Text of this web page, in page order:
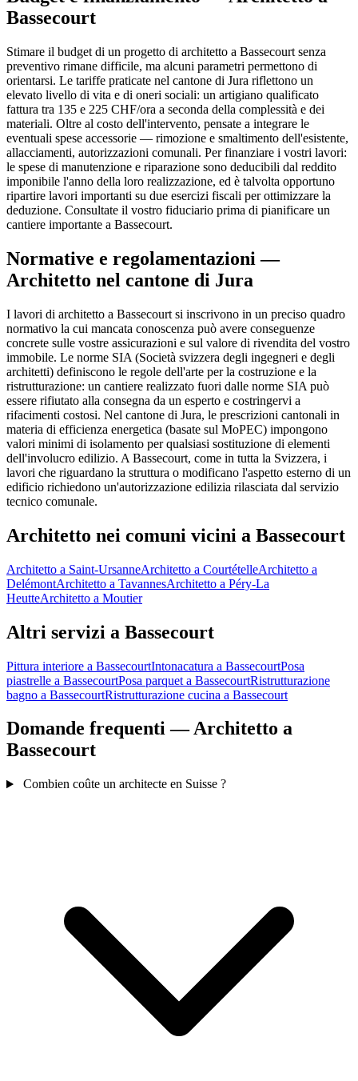
Bassecourt
Stimare il budget di un progetto di architetto a Bassecourt senza
preventivo rimane difficile, ma alcuni parametri permettono di
orientarsi. Le tariffe praticate nel cantone di Jura riflettono un
elevato livello di vita e di oneri sociali: un artigiano qualificato
fattura tra 135 e 225 CHF/ora a seconda della complessità e dei
materiali. Oltre al costo dell'intervento, pensate a integrare le
eventuali spese accessorie — rimozione e smaltimento dell'esistente,
allacciamenti, autorizzazioni comunali. Per finanziare i vostri lavori:
le spese di manutenzione e riparazione sono deducibili dal reddito
imponibile l'anno della loro realizzazione, ed è talvolta opportuno
ripartire lavori importanti su due esercizi fiscali per ottimizzare la
deduzione. Consultate il vostro fiduciario prima di pianificare un
cantiere importante a Bassecourt.
Normative e regolamentazioni —
Architetto nel cantone di Jura
I lavori di architetto a Bassecourt si inscrivono in un preciso quadro
normativo la cui mancata conoscenza può avere conseguenze
concrete sulle vostre assicurazioni e sul valore di rivendita del vostro
immobile. Le norme SIA (Società svizzera degli ingegneri e degli
architetti) definiscono le regole dell'arte per la costruzione e la
ristrutturazione: un cantiere realizzato fuori dalle norme SIA può
essere rifiutato alla consegna da un esperto e costringervi a
rifacimenti costosi. Nel cantone di Jura, le prescrizioni cantonali in
materia di efficienza energetica (basate sul MoPEC) impongono
valori minimi di isolamento per qualsiasi sostituzione di elementi
dell'involucro edilizio. A Bassecourt, come in tutta la Svizzera, i
lavori che riguardano la struttura o modificano l'aspetto esterno di un
edificio richiedono un'autorizzazione edilizia rilasciata dal servizio
tecnico comunale.
Architetto nei comuni vicini a Bassecourt
Architetto a Saint-UrsanneArchitetto a CourtételleArchitetto a
DelémontArchitetto a TavannesArchitetto a Péry-La
HeutteArchitetto a Moutier
Altri servizi a Bassecourt
Pittura interiore a BassecourtIntonacatura a BassecourtPosa
piastrelle a BassecourtPosa parquet a BassecourtRistrutturazione
bagno a BassecourtRistrutturazione cucina a Bassecourt
Domande frequenti — Architetto a
Bassecourt
Combien coûte un architecte en Suisse ?